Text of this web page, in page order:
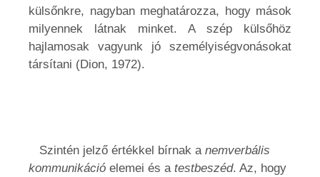
külsőnkre, nagyban meghatározza, hogy mások
milyennek látnak minket. A szép külsőhöz
hajlamosak vagyunk jó személyiségvonásokat
társítani (Dion, 1972).
Szintén jelző értékkel bírnak a nemverbális
kommunikáció elemei és a testbeszéd. Az, hogy